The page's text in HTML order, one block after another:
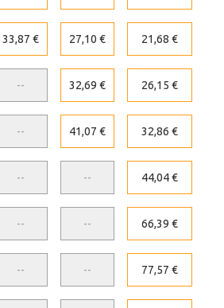
33,87 € 27,10 € 21,68 €
-- 32,69 € 26,15 €
-- 41,07 € 32,86 €
-- -- 44,04 €
-- -- 66,39 €
-- -- 77,57 €